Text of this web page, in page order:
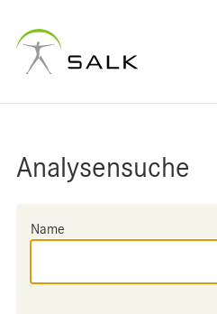
Analysensuche
Name